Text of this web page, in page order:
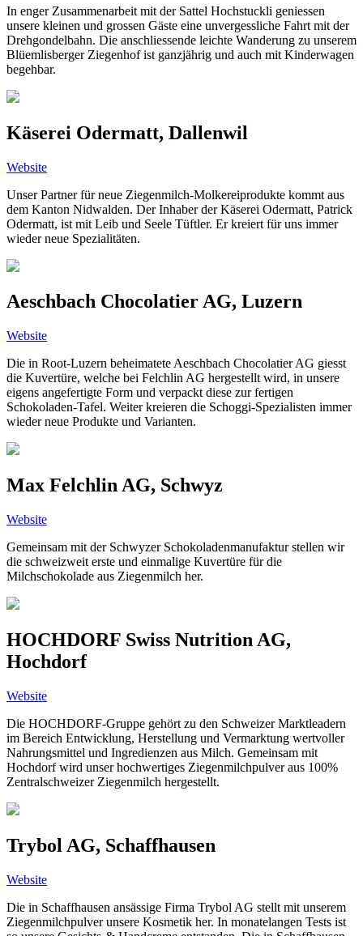
In enger Zusammenarbeit mit der Sattel Hochstuckli geniessen
unsere kleinen und grossen Gäste eine unvergessliche Fahrt mit der
Drehgondelbahn. Die anschliessende leichte Wanderung zu unserem
Blüemlisberger Ziegenhof ist ganzjährig und auch mit Kinderwagen
begehbar.
Käserei Odermatt, Dallenwil
Website
Unser Partner für neue Ziegenmilch-Molkereiprodukte kommt aus
dem Kanton Nidwalden. Der Inhaber der Käserei Odermatt, Patrick
Odermatt, ist mit Leib und Seele Tüftler. Er kreiert für uns immer
wieder neue Spezialitäten.
Aeschbach Chocolatier AG, Luzern
Website
Die in Root-Luzern beheimatete Aeschbach Chocolatier AG giesst
die Kuvertüre, welche bei Felchlin AG hergestellt wird, in unsere
eigens angefertigte Form und verpackt diese zur fertigen
Schokoladen-Tafel. Weiter kreieren die Schoggi-Spezialisten immer
wieder neue Produkte und Varianten.
Max Felchlin AG, Schwyz
Website
Gemeinsam mit der Schwyzer Schokoladenmanufaktur stellen wir
die schweizweit erste und einmalige Kuvertüre für die
Milchschokolade aus Ziegenmilch her.
HOCHDORF Swiss Nutrition AG,
Hochdorf
Website
Die HOCHDORF-Gruppe gehört zu den Schweizer Marktleadern
im Bereich Entwicklung, Herstellung und Vermarktung wertvoller
Nahrungsmittel und Ingredienzen aus Milch. Gemeinsam mit
Hochdorf wird unser hochwertiges Ziegenmilchpulver aus 100%
Zentralschweizer Ziegenmilch hergestellt.
Trybol AG, Schaffhausen
Website
Die in Schaffhausen ansässige Firma Trybol AG stellt mit unserem
Ziegenmilchpulver unsere Kosmetik her. In monatelangen Tests ist